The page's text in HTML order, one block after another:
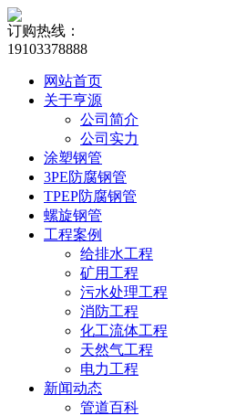
订购热线：
19103378888
网站首页
关于亨源
公司简介
公司实力
涂塑钢管
3PE防腐钢管
TPEP防腐钢管
螺旋钢管
工程案例
给排水工程
矿用工程
污水处理工程
消防工程
化工流体工程
天然气工程
电力工程
新闻动态
管道百科